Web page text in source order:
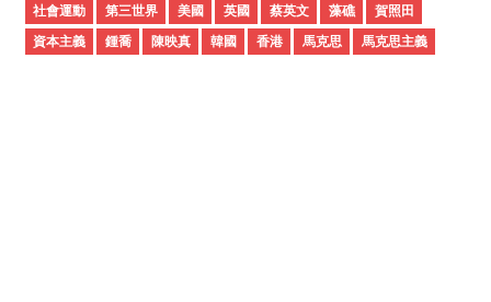
社會運動
第三世界 美國 英國 蔡英文 藻礁
賀照田
資本主義
鍾喬 陳映真 韓國 香港 馬克思 馬克思主義